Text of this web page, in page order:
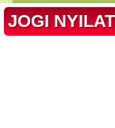
JOGI